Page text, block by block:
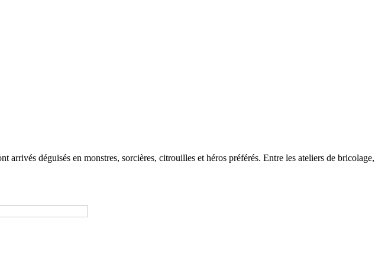
déguisés en monstres, sorcières, citrouilles et héros préférés. Entre les ateliers de bricolage,